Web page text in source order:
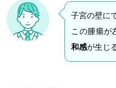
子宮の壁に
この腫瘍が
和感が生じ